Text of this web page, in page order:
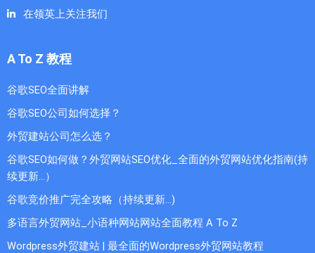
在领英上关注我们
A To Z 教程
谷歌SEO全面讲解
谷歌SEO公司如何选择？
外贸建站公司怎么选？
谷歌SEO如何做？外贸网站SEO优化_全面的外贸网站优化指南(持
续更新...）
谷歌竞价推广完全攻略（持续更新…)
多语言外贸网站_小语种网站网站全面教程 A To Z
Wordpress外贸建站 | 最全面的Wordpress外贸网站教程